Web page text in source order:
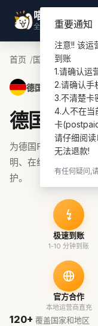
喵喵游全球
全球话费充值专家
首页 国家 德国话费充
德国 · Fonic PIN
德国
为德国Fonic PIN号码
明、在线支付和订单
护。
极速到账
1-10 分钟到账
官方合作
本地运营商直充
120+ 覆盖国家和地区
重要通知
注意!! 该运
到账
1.请确认运
2.请确认手
3.不清楚卡
4.人不在当
卡
请仔细阅
无法退款!
有任何疑问,